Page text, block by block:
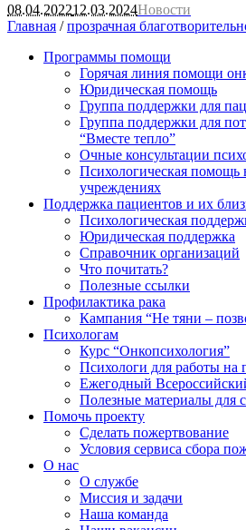
08.04.202212.03.2024Новости
Главная /прозрачная
Программы помощи
Горячая линия помощи
Юридическая помощь
Группа поддержки для
Группа поддержки для
“Вместе тепло”
Очные консультации
Психологическая помощь
учреждениях
Поддержка пациентов и их
Психологическая
Юридическая поддержка
Справочник организаций
Что почитать?
Полезные ссылки
Профилактика рака
Кампания “Не тяни –
Психологам
Курс “Онкопсихология”
Психологи для работы на
Ежегодный
Полезные материалы для
Помочь проекту
Сделать пожертвование
Условия сервиса сбора
О нас
О службе
Миссия и задачи
Наша команда